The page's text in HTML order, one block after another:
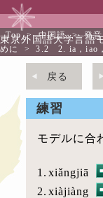
東京外国語大学言語
Top >中国語>発音
めに
>3.2 2. ia，iao
戻る
練習
モデルに合
1. xiǎngjiā
2. xiàjiàng